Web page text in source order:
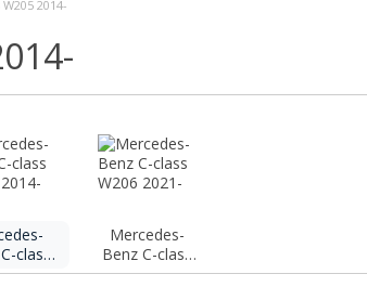
2014-
class
2014-
Mercedes-
Benz C-class
W206 2021-